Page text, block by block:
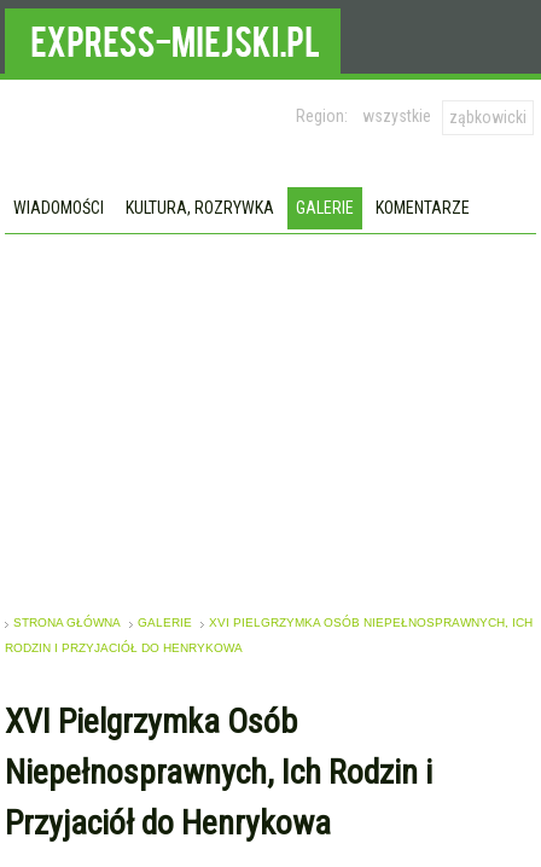
Region: wszystkie ząbkowicki
WIADOMOŚCI KULTURA, ROZRYWKA GALERIE KOMENTARZE
STRONA GŁÓWNA GALERIE
XVI PIELGRZYMKA OSÓB NIEPEŁNOSPRAWNYCH, ICH
RODZIN I PRZYJACIÓŁ DO HENRYKOWA
XVI Pielgrzymka Osób
Niepełnosprawnych, Ich Rodzin i
Przyjaciół do Henrykowa